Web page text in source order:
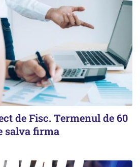
de Fisc. Termenul de 60
salva firma